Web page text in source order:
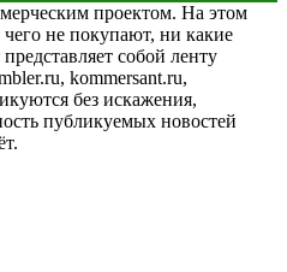
проектом. На этом
не покупают, ни какие
собой ленту
kommersant.ru,
без искажения,
публикуемых новостей